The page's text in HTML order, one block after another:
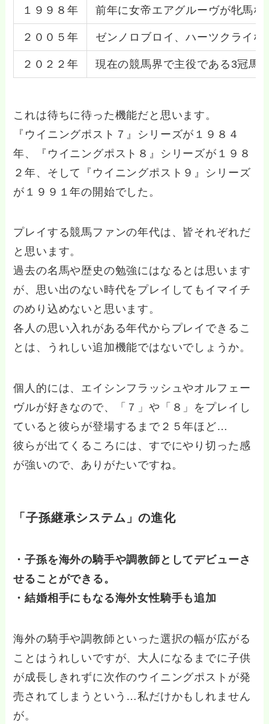
１９９８年 前年に女帝エアグルーヴが牝馬
２００５年 ゼンノロブロイ、ハーツクライ
２０２２年 現在の競馬界で主役である3冠馬
これは待ちに待った機能だと思います。
『ウイニングポスト７』シリーズが１９８４
年、『ウイニングポスト８』シリーズが１９８
２年、そして『ウイニングポスト９』シリーズ
が１９９１年の開始でした。
プレイする競馬ファンの年代は、皆それぞれだ
と思います。
過去の名馬や歴史の勉強にはなるとは思います
が、思い出のない時代をプレイしてもイマイチ
のめり込めないと思います。
各人の思い入れがある年代からプレイできるこ
とは、うれしい追加機能ではないでしょうか。
個人的には、エイシンフラッシュやオルフェー
ヴルが好きなので、「７」や「８」をプレイし
ていると彼らが登場するまで２５年ほど…
彼らが出てくるころには、すでにやり切った感
が強いので、ありがたいですね。
「子孫継承システム」の進化
・子孫を海外の騎手や調教師としてデビューさ
せることができる。
・結婚相手にもなる海外女性騎手も追加
海外の騎手や調教師といった選択の幅が広がる
ことはうれしいですが、大人になるまでに子供
が成長しきれずに次作のウイニングポストが発
売されてしまうという…私だけかもしれません
が。